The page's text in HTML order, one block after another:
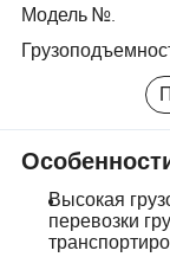
Модель №.
Высокая
перевозки